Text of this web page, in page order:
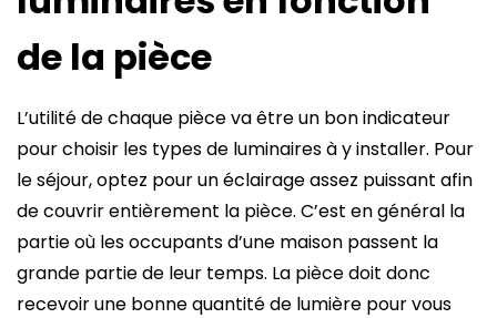
de la pièce
L’utilité de chaque pièce va être un bon indicateur
pour choisir les types de luminaires à y installer. Pour
le séjour, optez pour un éclairage assez puissant afin
de couvrir entièrement la pièce. C’est en général la
partie où les occupants d’une maison passent la
grande partie de leur temps. La pièce doit donc
recevoir une bonne quantité de lumière pour vous